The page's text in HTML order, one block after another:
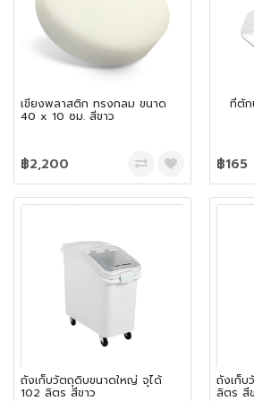
เขียงพลาสติก ทรงกลม ขนาด
40 x 10 ซม. สีขาว
฿2,200
ที่ตัก
฿165
ถังเก็บวัตถุดิบขนาดใหญ่ จุได้
102 ลิตร สีขาว
ถังเก็บ
ลิตร สี